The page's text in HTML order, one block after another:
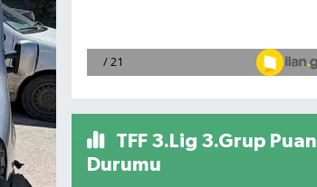
TFF 3.Lig 3.Grup Puan
Durumu